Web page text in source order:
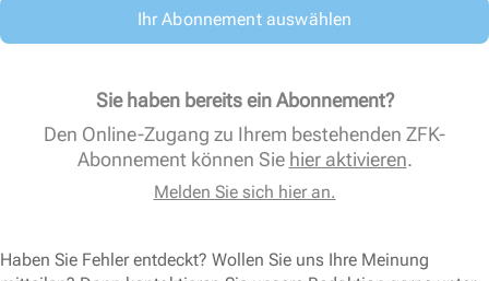
Ihr Abonnement auswählen
Sie haben bereits ein Abonnement?
Den Online-Zugang zu Ihrem bestehenden ZFK-
Abonnement können Sie hier aktivieren.
Melden Sie sich hier an.
Haben Sie Fehler entdeckt? Wollen Sie uns Ihre Meinung